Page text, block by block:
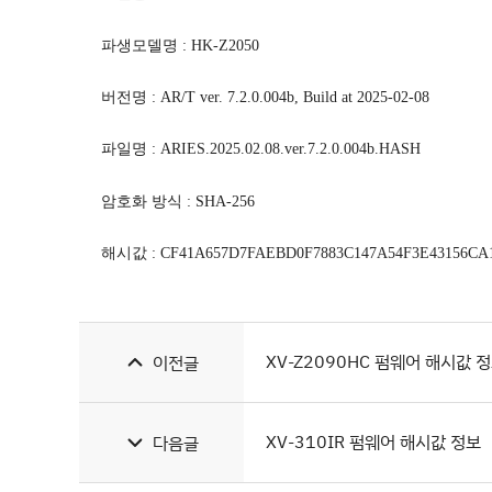
파생모델명 : HK-Z2050
버전명 : AR/T ver. 7.2.0.004b, Build at 2025-02-08
파일명 : ARIES.2025.02.08.ver.7.2.0.004b.HASH
암호화 방식 : SHA-256
해시값 :
이전글 XV-Z2090HC 펌웨어 해시값
다음글 XV-310IR 펌웨어 해시값 정보